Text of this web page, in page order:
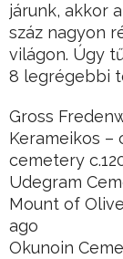
járunk, akkor
száz nagyon
világon. Úgy
8 legrégebbi
Gross
Kerameikos –
cemetery
Udegram
Mount of
ago
Okunoin